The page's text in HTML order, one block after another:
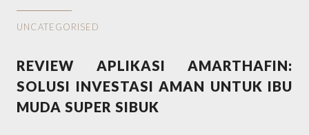
UNCATEGORISED
REVIEW APLIKASI AMARTHAFIN:
SOLUSI INVESTASI AMAN UNTUK IBU
MUDA SUPER SIBUK